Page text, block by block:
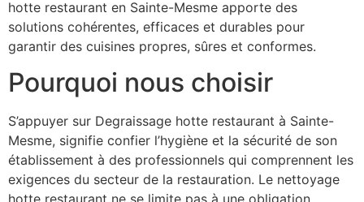
hotte restaurant en Sainte-Mesme apporte des
solutions cohérentes, efficaces et durables pour
garantir des cuisines propres, sûres et conformes.
Pourquoi nous choisir
S’appuyer sur Degraissage hotte restaurant à Sainte-
Mesme, signifie confier l’hygiène et la sécurité de son
établissement à des professionnels qui comprennent les
exigences du secteur de la restauration. Le nettoyage